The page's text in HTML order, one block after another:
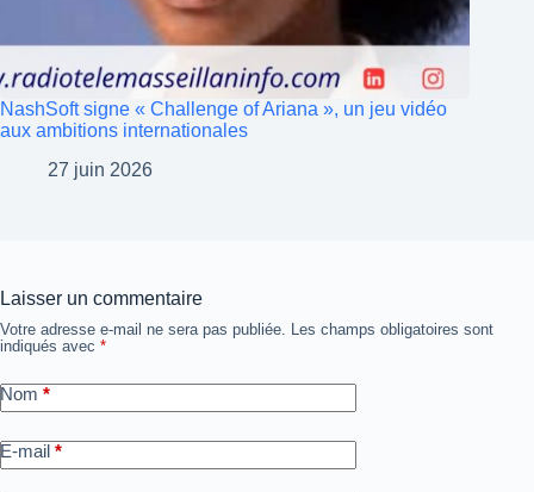
NashSoft signe « Challenge of Ariana », un jeu vidéo
aux ambitions internationales
27 juin 2026
Laisser un commentaire
Votre adresse e-mail ne sera pas publiée.
Les champs obligatoires sont
indiqués avec *
Nom *
E-mail *